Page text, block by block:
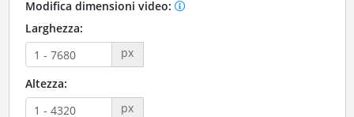
Modifica dimensioni video:
Larghezza:
px
Altezza:
px